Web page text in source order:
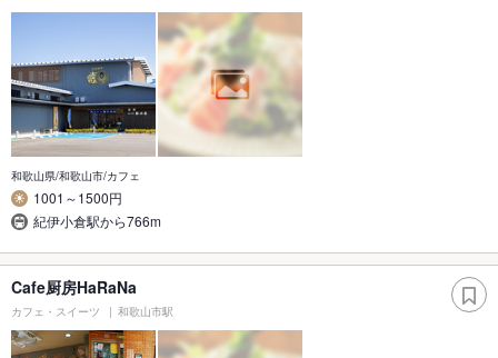
和歌山県/和歌山市/カフェ
1001～1500円
紀伊小倉駅から766m
Cafe厨房HaRaNa
カフェ・スイーツ 和歌山市駅